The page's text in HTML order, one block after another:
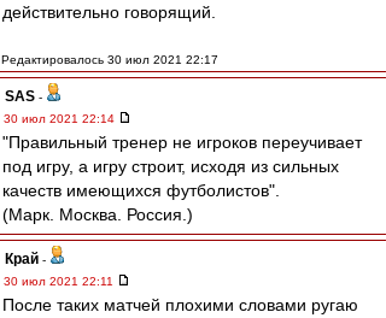
действительно говорящий.
Редактировалось 30 июл 2021 22:17
SAS -
30 июл 2021 22:14
"Правильный тренер не игроков переучивает
под игру, а игру строит, исходя из сильных
качеств имеющихся футболистов".
(Марк. Москва. Россия.)
Край -
30 июл 2021 22:11
После таких матчей плохими словами ругаю